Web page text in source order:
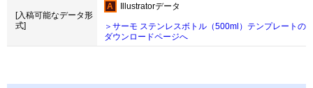
[入稿可能なデータ形
式]
Illustratorデータ
＞サーモ ステンレスボトル（500ml）テンプレートの
ダウンロードページへ